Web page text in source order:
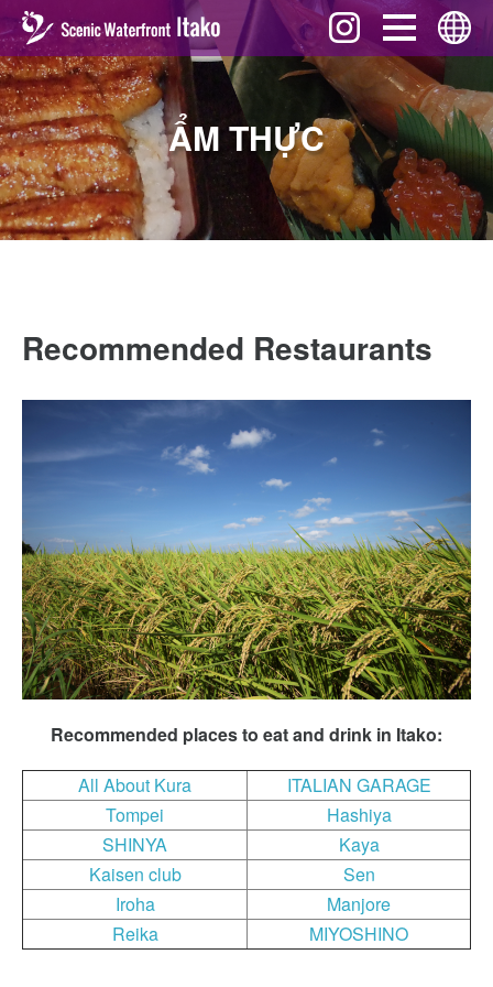
Sự kiện
Nên xem gì
Ẩm thực
Quà tặng
Giao thông
English
ภาษาไทย
中文 (繁體)
中文 (簡体)
日本語
ẨM THỰC
Recommended Restaurants
Recommended places to eat and drink in Itako:
All About Kura
ITALIAN GARAGE
Tompei
Hashiya
SHINYA
Kaya
Kaisen club
Sen
Iroha
Manjore
Reika
MIYOSHINO